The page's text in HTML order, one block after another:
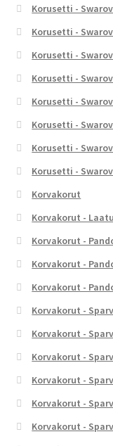
Korusetti -
Korusetti -
Korusetti -
Korusetti -
Korusetti -
Korusetti -
Korusetti -
Korusetti -
Korvakorut
Korvakorut -
Korvakorut -
Korvakorut -
Korvakorut -
Korvakorut -
Korvakorut -
Korvakorut -
Korvakorut -
Korvakorut -
Korvakorut -